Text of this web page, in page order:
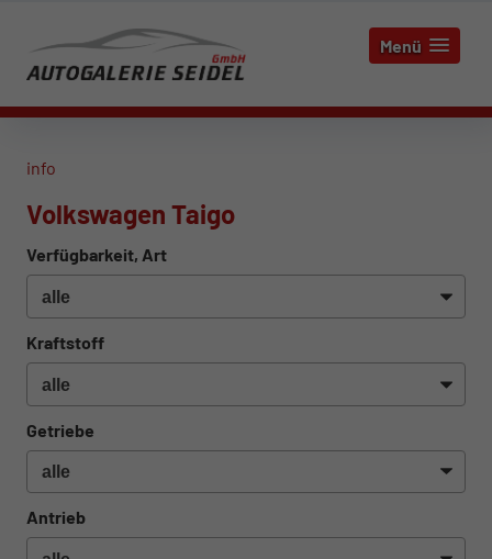
Menü
info
Volkswagen Taigo
Verfügbarkeit, Art
Kraftstoff
Getriebe
Antrieb